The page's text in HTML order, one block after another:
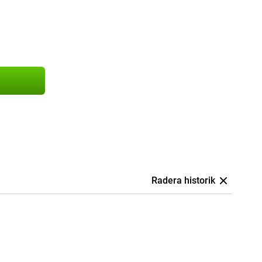
Radera historik